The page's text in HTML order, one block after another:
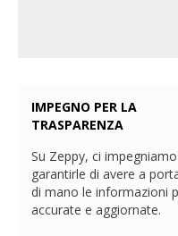
IMPEGNO PER LA
TRASPARENZA
Su Zeppy, ci
garantirle di avere a
di mano le informazioni
accurate e aggiornate.